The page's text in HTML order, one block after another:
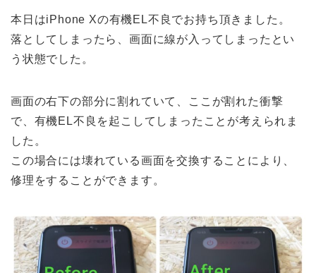
本日はiPhone Xの有機EL不良でお持ち頂きました。
落としてしまったら、画面に線が入ってしまったとい
う状態でした。
画面の右下の部分に割れていて、ここが割れた衝撃
で、有機EL不良を起こしてしまったことが考えられま
した。
この場合には壊れている画面を交換することにより、
修理をすることができます。